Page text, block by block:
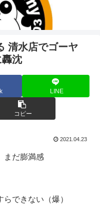
清水店でゴーヤ
沈
LINE
コピー
2021.04.23
まだ膨満感
できない（爆）